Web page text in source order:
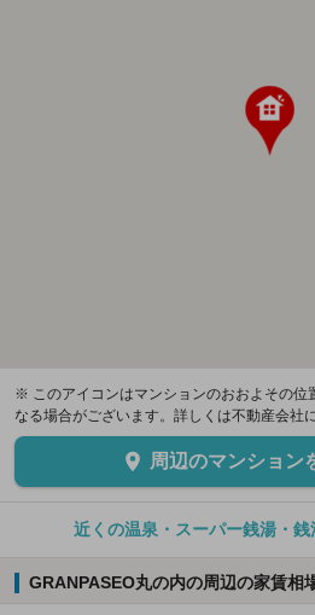
※ このアイコンはマンションのおおよその位
なる場合がございます。詳しくは不動産会社
周辺のマンション
近くの温泉・スーパー銭湯・
GRANPASEO丸の内の周辺の家賃相